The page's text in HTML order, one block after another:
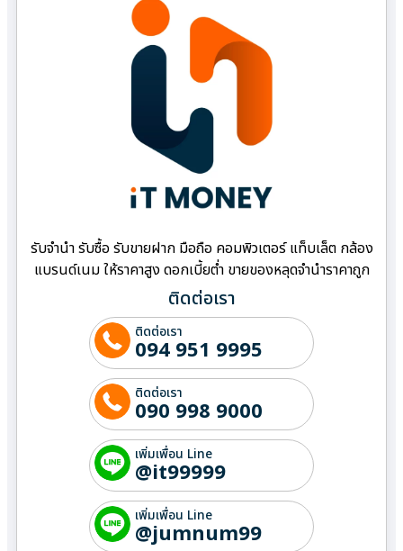
รับจำนำ รับซื้อ รับขายฝาก มือถือ คอมพิวเตอร์ แท็บเล็ต กล้อง
แบรนด์เนม ให้ราคาสูง ดอกเบี้ยต่ำ ขายของหลุดจำนำราคาถูก
ติดต่อเรา
ติดต่อเรา
094 951 9995
ติดต่อเรา
090 998 9000
เพิ่มเพื่อน Line
@it99999
เพิ่มเพื่อน Line
@jumnum99